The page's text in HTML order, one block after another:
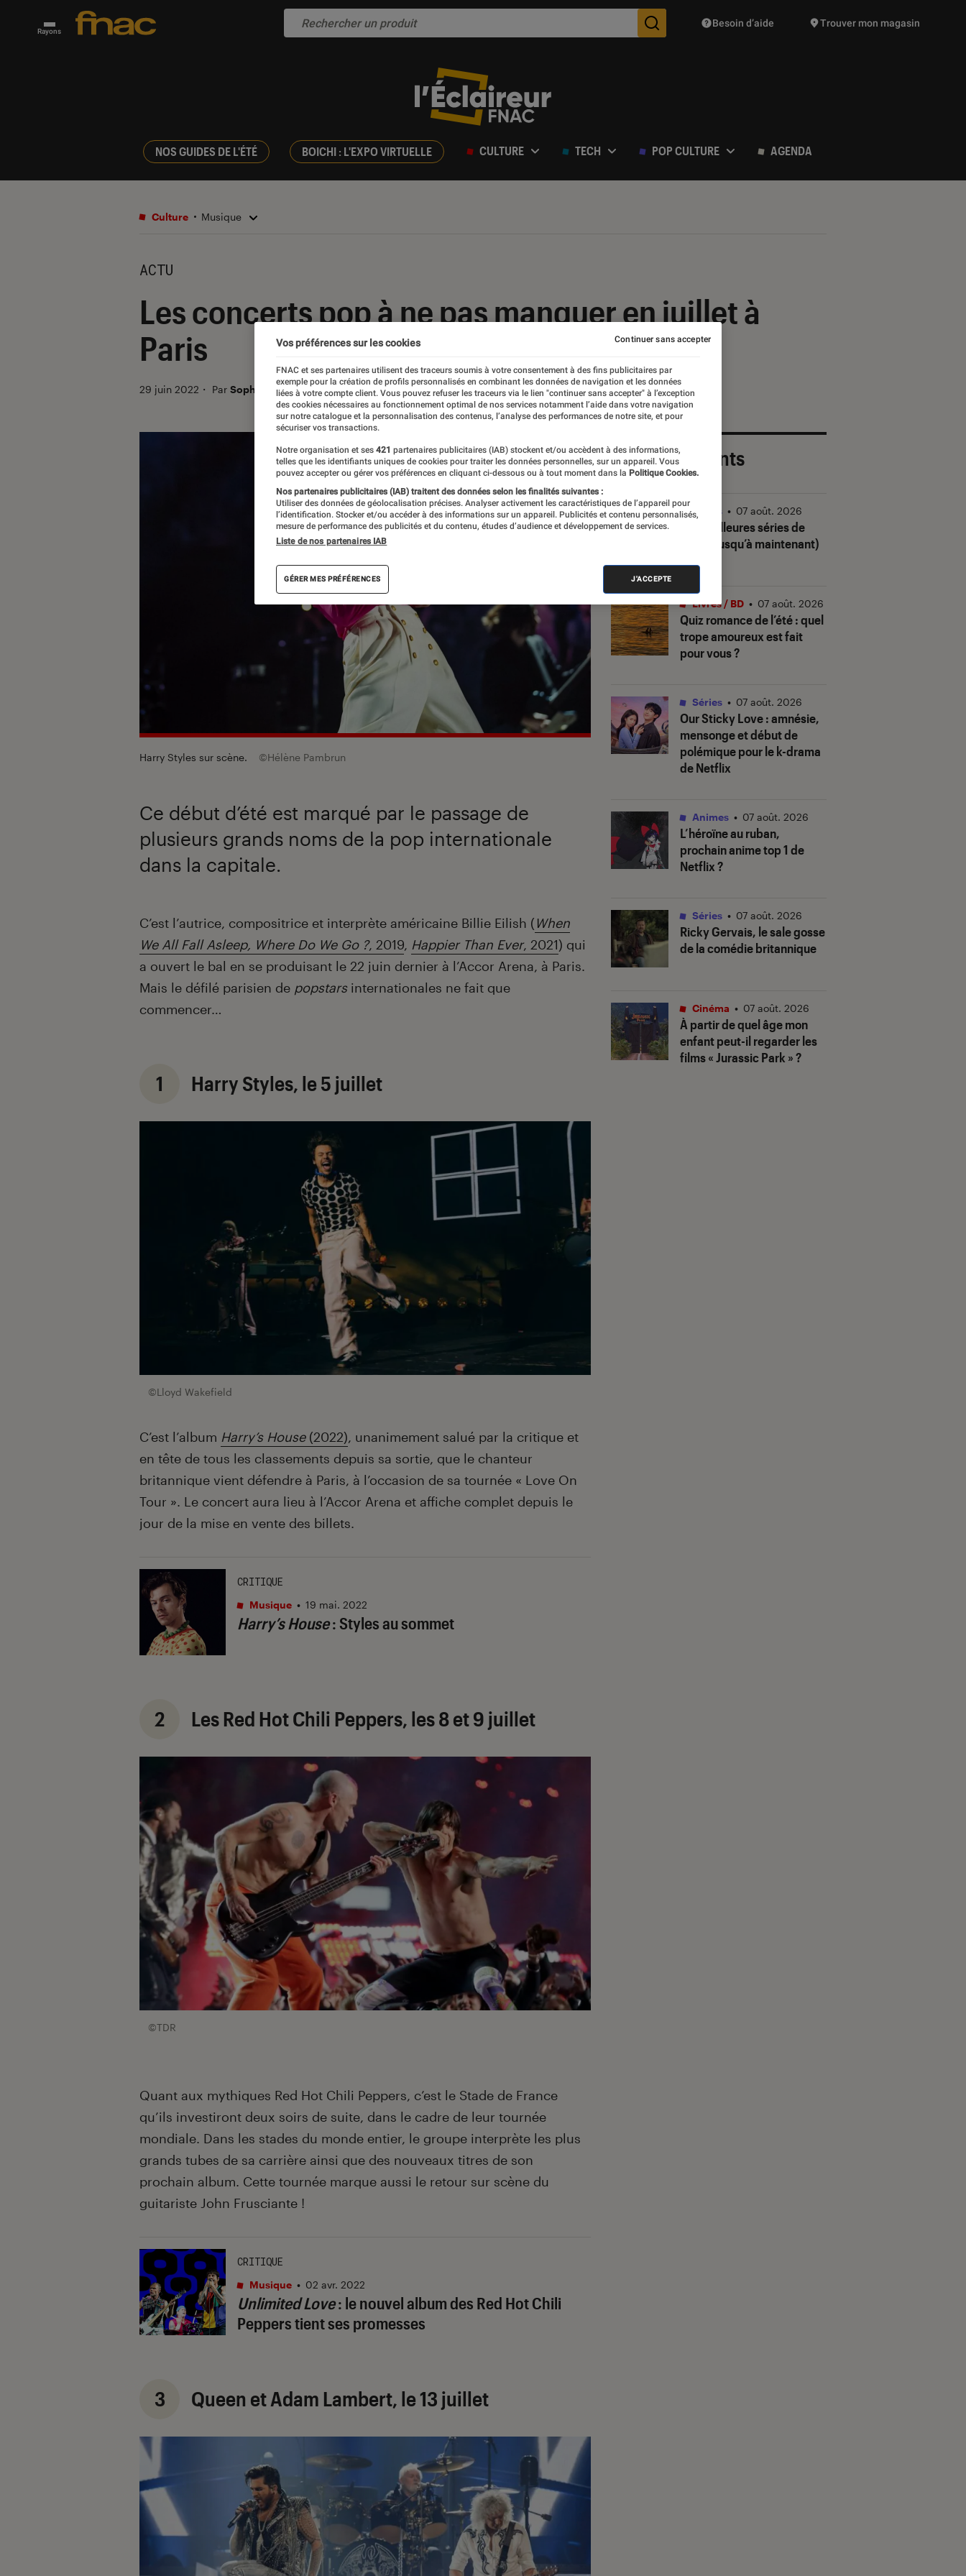
Rayons Des suggestions de produits vont vous être proposées
Besoin d’aide Trouver mon magasin
NOS GUIDES DE L'ÉTÉ BOICHI : L'EXPO VIRTUELLE CULTURE TECH POP CULTURE AGENDA
Culture Musique
ACTU
Les concerts pop à ne pas manquer en juillet à
Paris
29 juin 2022 ・ Par Sophie Benard
Harry Styles sur scène. ©Hélène Pambrun
Ce début d’été est marqué par le passage de
plusieurs grands noms de la pop internationale
dans la capitale.
Introduction
C’est l’autrice, compositrice et interprète américaine Billie Eilish ( When
We All Fall Asleep, Where Do We Go ?, 2019, Happier Than Ever, 2021) qui
a ouvert le bal en se produisant le 22 juin dernier à l’Accor Arena, à Paris.
Mais le défilé parisien de popstarsinternationales ne fait que
commencer…
1 Harry Styles, le 5 juillet
©Lloyd Wakefield
C’est l’album Harry’s House(2022), unanimement salué par la critique et
en tête de tous les classements depuis sa sortie, que le chanteur
britannique vient défendre à Paris, à l’occasion de sa tournée « Love On
Tour ». Le concert aura lieu à l’Accor Arena et affiche complet depuis le
jour de la mise en vente des billets.
Harry’s House: Styles au sommet
CRITIQUE
Musique • 19 mai. 2022
2 Les Red Hot Chili Peppers, les 8 et 9 juillet
©TDR
Quant aux mythiques Red Hot Chili Peppers, c’est le Stade de France
qu’ils investiront deux soirs de suite, dans le cadre de leur tournée
mondiale. Dans les stades du monde entier, le groupe interprète les plus
grands tubes de sa carrière ainsi que des nouveaux titres de son
prochain album. Cette tournée marque aussi le retour sur scène du
guitariste John Frusciante !
Unlimited Love: le nouvel album des Red Hot Chili
Peppers tient ses promesses
CRITIQUE
Musique • 02 avr. 2022
3 Queen et Adam Lambert, le 13 juillet
Les plus récents
Les meilleures séries de
2026 (jusqu’à maintenant)
Séries • 07 août. 2026
Quiz romance de l’été : quel
trope amoureux est fait
pour vous ?
Livres / BD • 07 août. 2026
Our Sticky Love: amnésie,
mensonge et début de
polémique pour le k-drama
de Netflix
Séries • 07 août. 2026
L’héroïne au ruban,
prochain anime top 1 de
Netflix ?
Animes • 07 août. 2026
Ricky Gervais, le sale gosse
de la comédie britannique
Séries • 07 août. 2026
À partir de quel âge mon
enfant peut-il regarder les
films « Jurassic Park » ?
Cinéma • 07 août. 2026
Vos préférences sur les cookies
FNAC et ses partenaires utilisent des traceurs soumis à votre consentement à des fins publicitaires par
exemple pour la création de profils personnalisés en combinant les données de navigation et les données
liées à votre compte client. Vous pouvez refuser les traceurs via le lien "continuer sans accepter" à l’exception
des cookies nécessaires au fonctionnement optimal de nos services notamment l’aide dans votre navigation
sur notre catalogue et la personnalisation des contenus, l’analyse des performances de notre site, et pour
sécuriser vos transactions.
Notre organisation et ses 421 partenaires publicitaires (IAB) stockent et/ou accèdent à des informations,
telles que les identifiants uniques de cookies pour traiter les données personnelles, sur un appareil. Vous
pouvez accepter ou gérer vos préférences en cliquant ci-dessous ou à tout moment dans la Politique Cookies.
Nos partenaires publicitaires (IAB) traitent des données selon les finalités suivantes :
Utiliser des données de géolocalisation précises. Analyser activement les caractéristiques de l’appareil pour
l’identification. Stocker et/ou accéder à des informations sur un appareil. Publicités et contenu personnalisés,
mesure de performance des publicités et du contenu, études d’audience et développement de services.
Liste de nos partenaires IAB
GÉRER MES PRÉFÉRENCES J'ACCEPTE
Continuer sans accepter